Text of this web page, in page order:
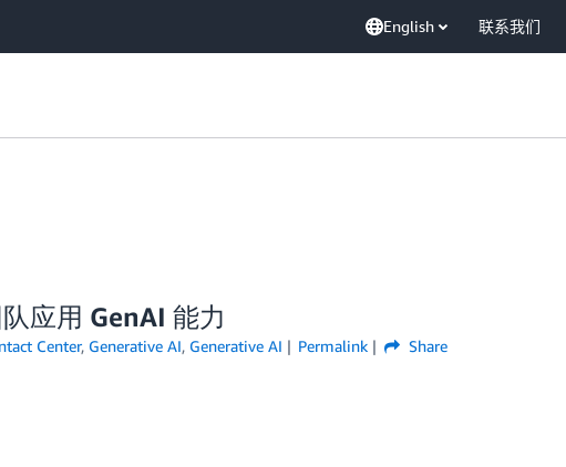
English 联系我们
应用 GenAI 能力
Center, Generative AI, Generative AI Permalink Share